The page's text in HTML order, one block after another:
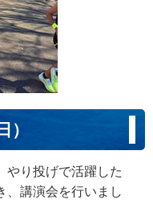
）
やり投げで活躍した
講演会を行いまし